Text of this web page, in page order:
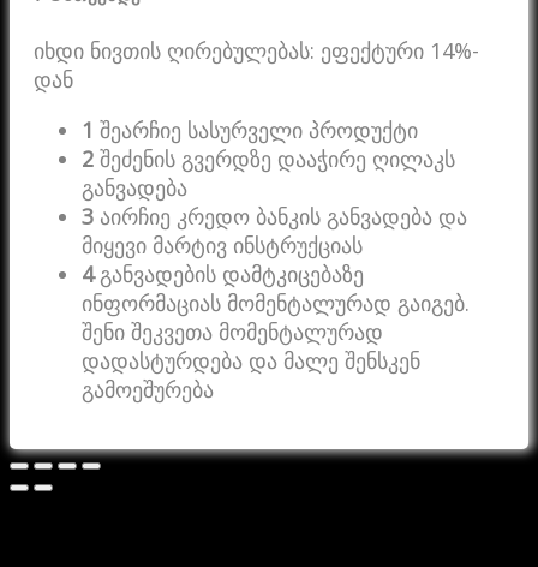
იხდი ნივთის ღირებულებას: ეფექტური 14%-
დან
1 შეარჩიე სასურველი პროდუქტი
2 შეძენის გვერდზე დააჭირე ღილაკს
განვადება
3 აირჩიე კრედო ბანკის განვადება და
მიყევი მარტივ ინსტრუქციას
4განვადების დამტკიცებაზე
ინფორმაციას მომენტალურად გაიგებ.
შენი შეკვეთა მომენტალურად
დადასტურდება და მალე შენსკენ
გამოეშურება